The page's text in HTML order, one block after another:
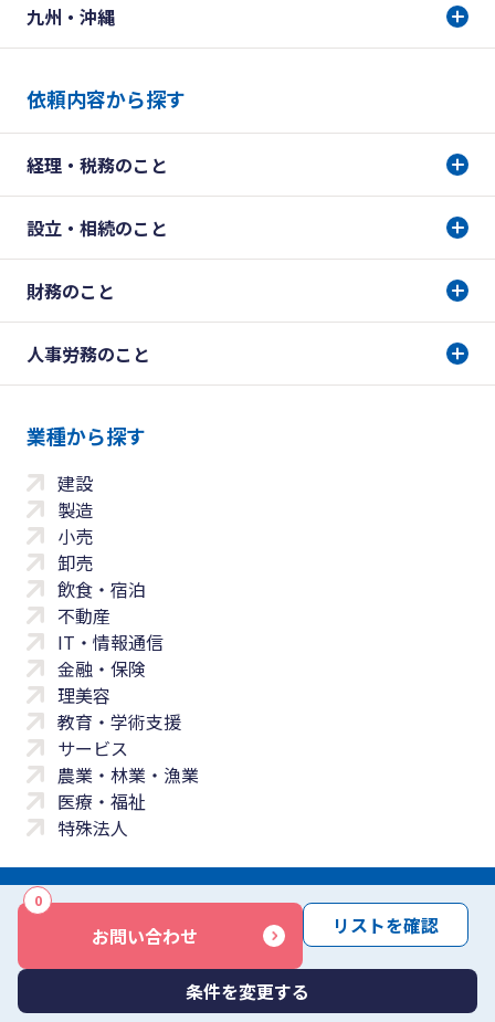
お問い合わせ
0
リストを確認
条件を変更する
九州・沖縄
依頼内容から探す
経理・税務のこと
設立・相続のこと
財務のこと
人事労務のこと
業種から探す
建設
製造
小売
卸売
飲食・宿泊
不動産
IT・情報通信
金融・保険
理美容
教育・学術支援
サービス
農業・林業・漁業
医療・福祉
特殊法人
サイトマップ 免責事項 サービス利用規約
商標について反社会勢力に対する基本方針 お問い合わせ
Copyright © Yayoi Co., Ltd. All rights reserved.